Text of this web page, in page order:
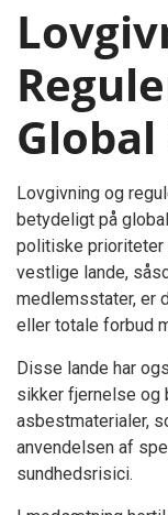
Lovgivning og
betydeligt på
politiske prioriteter
vestlige lande,
medlemsstater, er
eller totale forbud
Disse lande har
sikker fjernelse
asbestmaterialer,
anvendelsen af
sundhedsrisici.